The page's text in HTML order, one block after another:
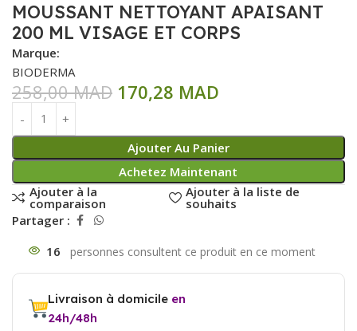
MOUSSANT NETTOYANT APAISANT
200 ML VISAGE ET CORPS
Marque:
BIODERMA
258,00MAD 170,28 MAD
Ajouter Au Panier
Achetez Maintenant
Ajouter à la
comparaison
Ajouter à la liste de
souhaits
Partager :
16
Livraison à domicile en
24h/48h